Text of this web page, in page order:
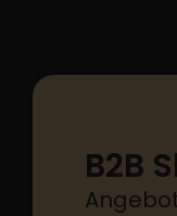
B2B